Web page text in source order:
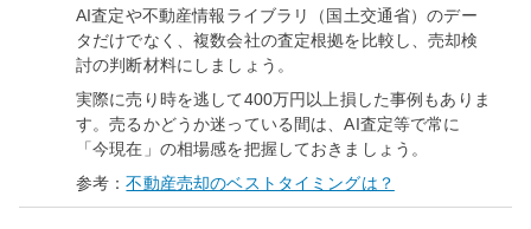
AI査定や不動産情報ライブラリ（国土交通省）のデー
タだけでなく、複数会社の査定根拠を比較し、売却検
討の判断材料にしましょう。
実際に売り時を逃して400万円以上損した事例もありま
す。売るかどうか迷っている間は、AI査定等で常に
「今現在」の相場感を把握しておきましょう。
参考：不動産売却のベストタイミングは？